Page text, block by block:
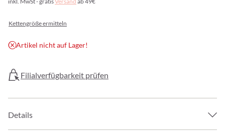
Kettengröße ermitteln
Artikel nicht auf Lager!
Filialverfügbarkeit prüfen
Details